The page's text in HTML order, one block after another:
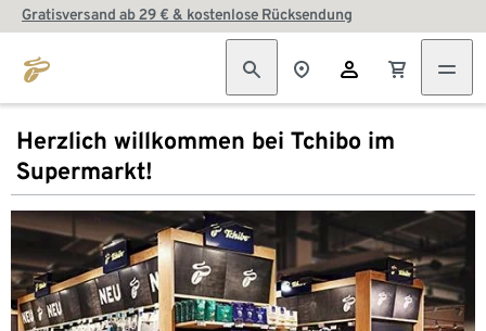
Gratisversand ab 29 € & kostenlose Rücksendung
Herzlich willkommen bei Tchibo im
Supermarkt!